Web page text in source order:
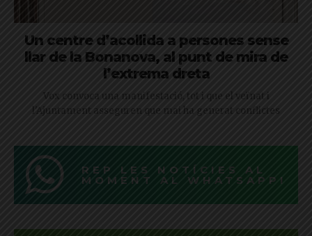
Un centre d’acollida a persones sense
llar de la Bonanova, al punt de mira de
l’extrema dreta
Vox convoca una manifestació, tot i que el veïnat i
l'Ajuntament asseguren que mai ha generat conflictes
REP LES NOTÍCIES AL
MOMENT AL WHATSAPP!